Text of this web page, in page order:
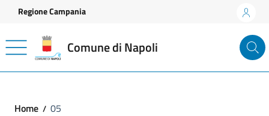
Vai ai contenuti
Vai al footer
Regione Campania
Comune di Napoli
Home 05